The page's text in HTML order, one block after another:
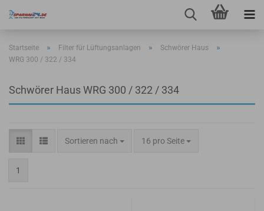
Startseite » Filter für Lüftungsanlagen » Schwörer Haus »
WRG 300 / 322 / 334
Schwörer Haus WRG 300 / 322 / 334
Sortieren nach
Sortieren nach 16 pro Seite
pro Seite
1